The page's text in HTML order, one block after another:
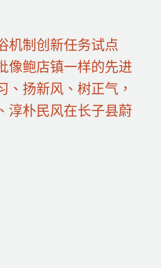
机制创新任务试点
像鲍店镇一样的先进
、扬新风、树正气，
淳朴民风在长子县蔚